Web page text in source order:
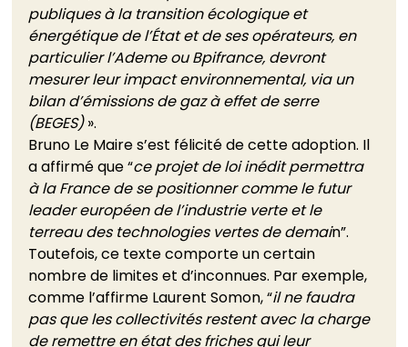
publiques à la transition écologique et
énergétique de l’État et de ses opérateurs, en
particulier l’Ademe ou Bpifrance, devront
mesurer leur impact environnemental, via un
bilan d’émissions de gaz à effet de serre
(BEGES) ».
Bruno Le Maire s’est félicité de cette adoption. Il
a affirmé que “ce projet de loi inédit permettra
à la France de se positionner comme le futur
leader européen de l’industrie verte et le
terreau des technologies vertes de demain”.
Toutefois, ce texte comporte un certain
nombre de limites et d’inconnues. Par exemple,
comme l’affirme Laurent Somon, “il ne faudra
pas que les collectivités restent avec la charge
de remettre en état des friches qui leur